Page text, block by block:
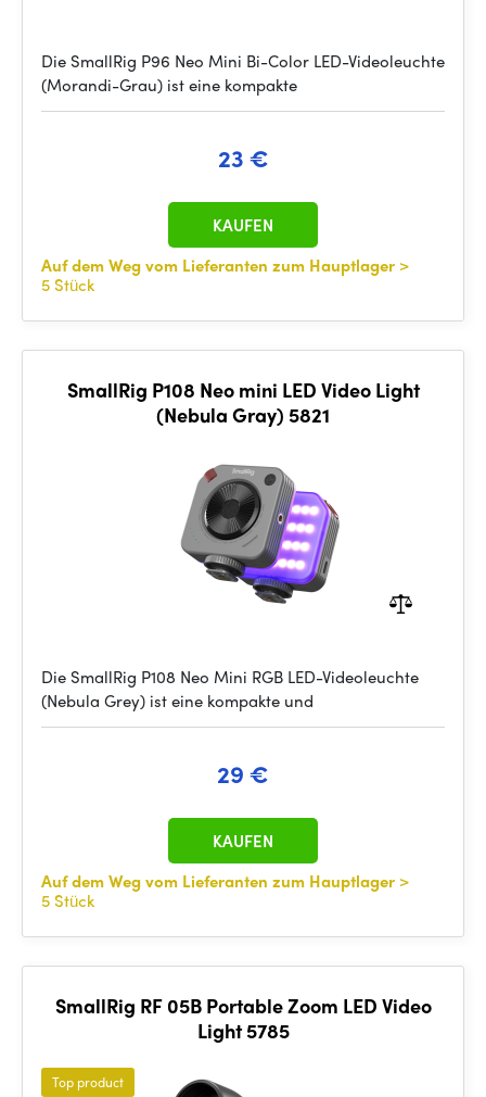
Die SmallRig P96 Neo Mini Bi-Color LED-Videoleuchte
(Morandi-Grau) ist eine kompakte
23 €
Auf dem Weg vom Lieferanten zum Hauptlager >
5 Stück
KAUFEN
SmallRig P108 Neo mini LED Video Light
(Nebula Gray) 5821
Die SmallRig P108 Neo Mini RGB LED-Videoleuchte
(Nebula Grey) ist eine kompakte und
29 €
Auf dem Weg vom Lieferanten zum Hauptlager >
5 Stück
KAUFEN
SmallRig RF 05B Portable Zoom LED Video
Light 5785
Top product